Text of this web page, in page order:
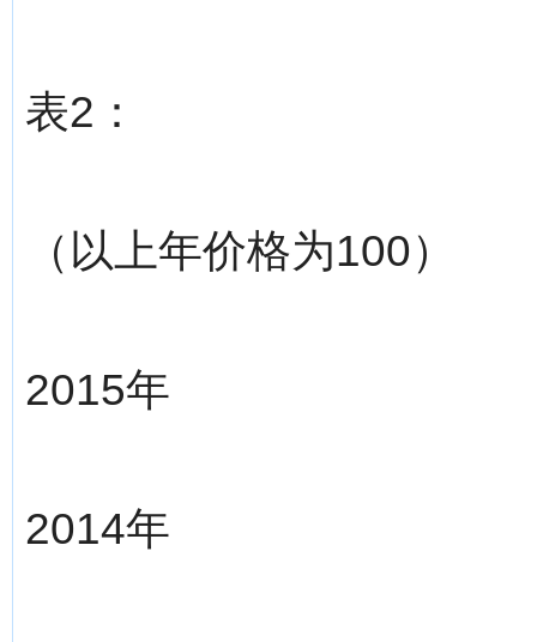
表2：
（以上年价格为100）
2015年
2014年